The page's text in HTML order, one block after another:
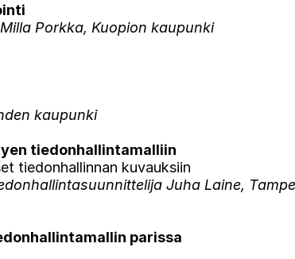
Porkka, Kuopion kaupunki
kaupunki
tiedonhallintamalliin
tiedonhallinnan kuvauksiin
Juha Laine,
parissa